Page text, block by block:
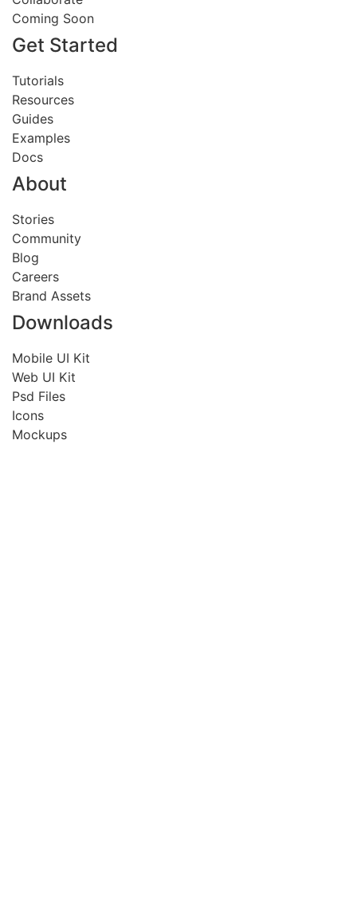
Coming Soon
Get Started
Tutorials
Resources
Guides
Examples
Docs
About
Stories
Community
Blog
Careers
Brand Assets
Downloads
Mobile UI Kit
Web UI Kit
Psd Files
Icons
Mockups